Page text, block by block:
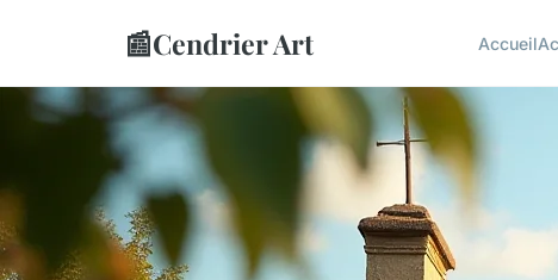
📰Cendrier Art Accueil